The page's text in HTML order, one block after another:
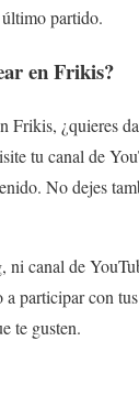
partido.
en Frikis?
Frikis, ¿quieres
tu canal de
No dejes
ni canal de
a participar con
te gusten.